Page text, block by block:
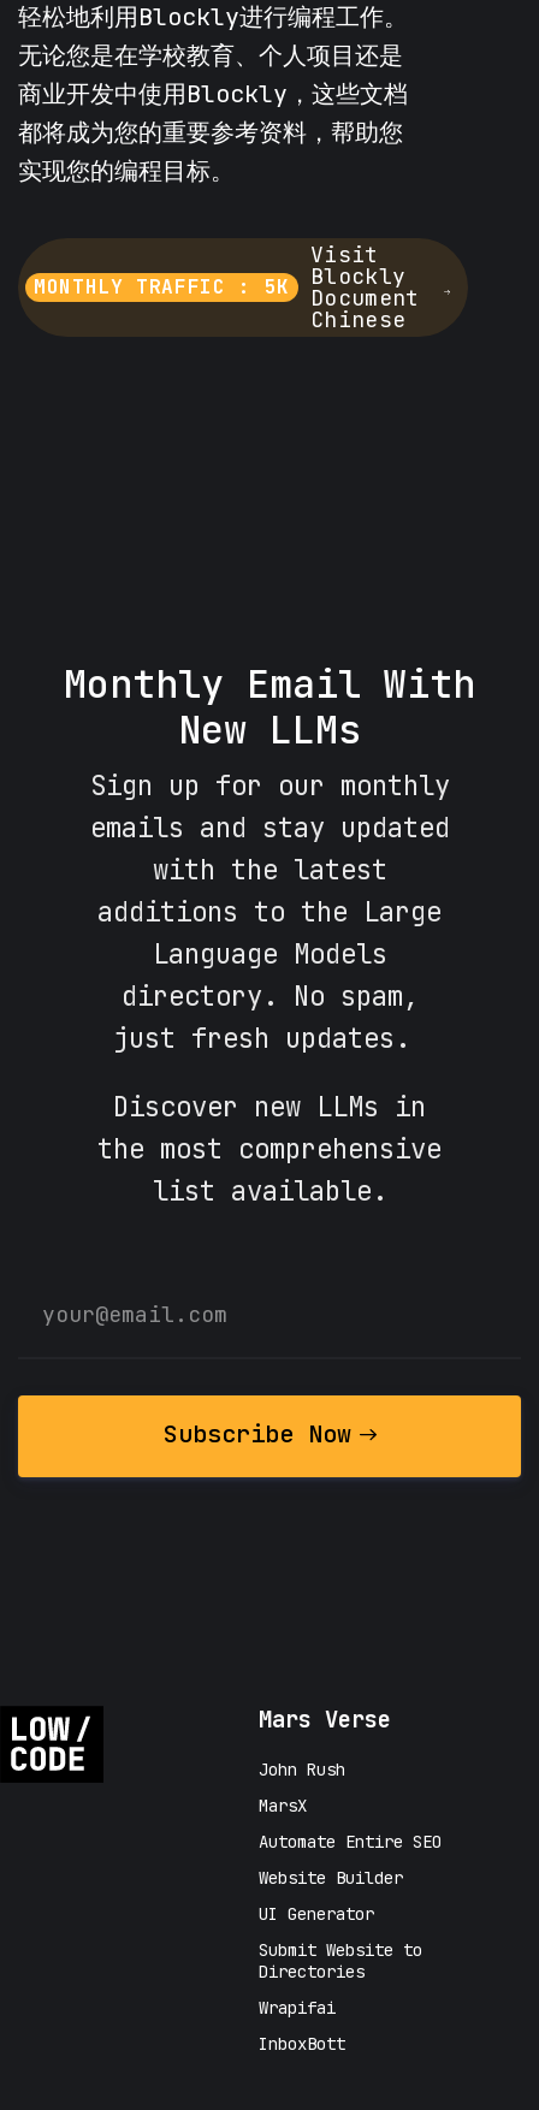
轻松地利用Blockly进行编程工作。
无论您是在学校教育、个人项目还是
商业开发中使用Blockly，这些文档
都将成为您的重要参考资料，帮助您
实现您的编程目标。
MONTHLY TRAFFIC : 5K
Visit
Blockly
Document
Chinese
Monthly Email With
New LLMs
Sign up for our monthly
emails and stay updated
with the latest
additions to the Large
Language Models
directory. No spam,
just fresh updates.
Discover new LLMs in
the most comprehensive
list available.
Subscribe Now
Mars Verse
John Rush
MarsX
Automate Entire SEO
Website Builder
UI Generator
Submit Website to
Directories
Wrapifai
InboxBott